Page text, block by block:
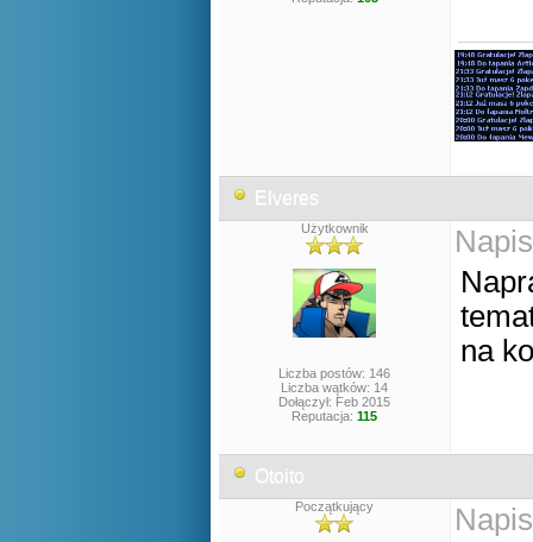
Elveres
Użytkownik
Liczba postów: 146
Liczba wątków: 14
Dołączył: Feb 2015
Reputacja: 115
na
Otoito
Początkujący